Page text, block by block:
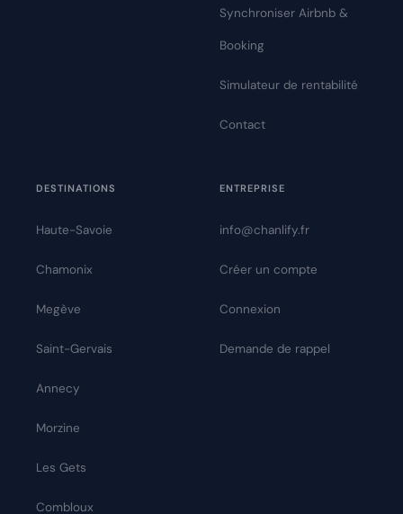
Synchroniser Airbnb &
Booking
Simulateur de rentabilité
Contact
DESTINATIONS
Haute-Savoie
Chamonix
Megève
Saint-Gervais
Annecy
Morzine
Les Gets
Combloux
ENTREPRISE
info@chanlify.fr
Créer un compte
Connexion
Demande de rappel